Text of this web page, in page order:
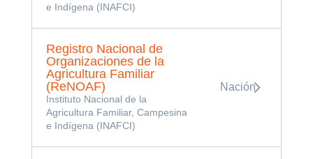
e Indígena (INAFCI)
Registro Nacional de
Organizaciones de la
Agricultura Familiar
(ReNOAF)
Instituto Nacional de la
Agricultura Familiar, Campesina
e Indígena (INAFCI)
Nación